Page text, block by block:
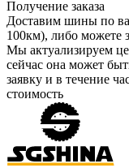
Получение заказа
Доставим шины по
100км), либо можете
Мы актуализируем
сейчас она может
заявку и в течение
стоимость